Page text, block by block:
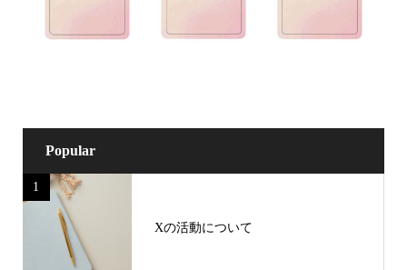
Popular
1
Xの活動について